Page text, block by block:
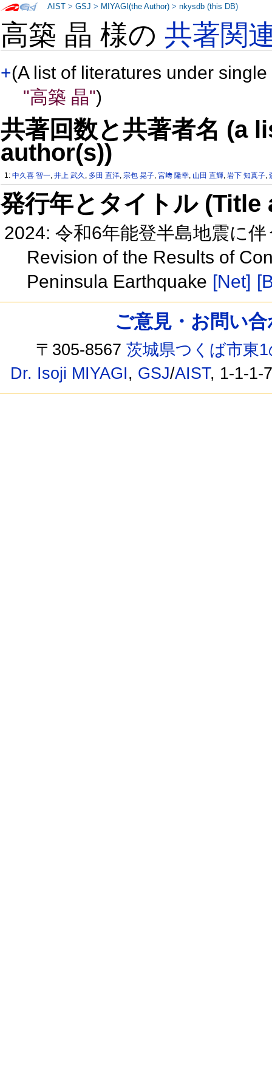
高築 晶 様の共著関
+(A list of literatures under
"高築 晶")
共著回数と共著者名 (a
author(s))
1:中久喜 智一,井上 武久 , 多田 直洋,宗包 晃子,宮﨑 隆幸, 山田 直輝,岩下 知真子,
発行年とタイトル
2024: 令和6年能登半島地震に
Revision of the Results of
Peninsula Earthquake [Net]
AIST >GSJ > MIYAGI(the Author) >nkysdb (this DB)
ご意見・お問い
〒305-8567茨城県つくば市東
Dr. Isoji MIYAGI, GSJ/AIST, 1-1-1-